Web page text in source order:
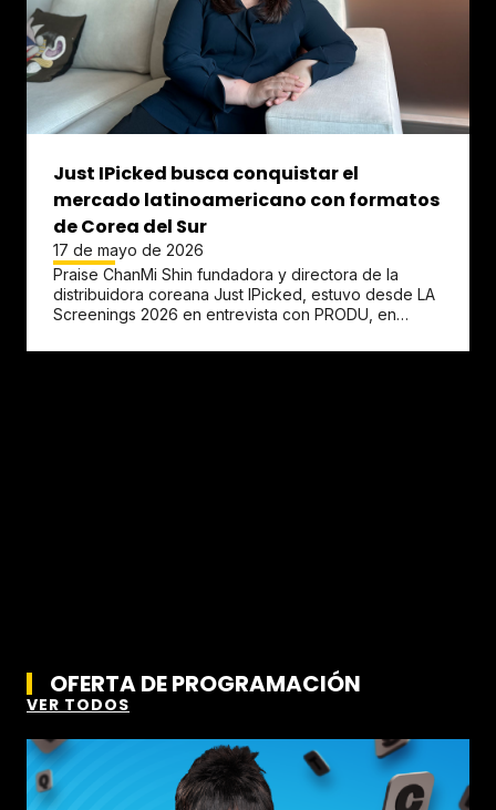
Just IPicked busca conquistar el
mercado latinoamericano con formatos
de Corea del Sur
17 de mayo de 2026
Praise ChanMi Shin fundadora y directora de la
distribuidora coreana Just IPicked, estuvo desde LA
Screenings 2026 en entrevista con PRODU, en
OFERTA DE PROGRAMACIÓN
VER TODOS